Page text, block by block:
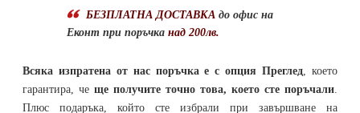
БЕЗПЛАТНА ДОСТАВКА до офис на
Еконт при поръчка над 200лв.
Всяка изпратена от нас поръчка е с опция Преглед , което
гарантира, че ще получите точно това, което сте поръчали
Плюс подаръка, който сте избрали при завършване на